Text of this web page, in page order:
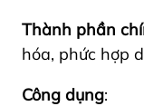
Thành phần
hóa, phức hợp
Công dụng: